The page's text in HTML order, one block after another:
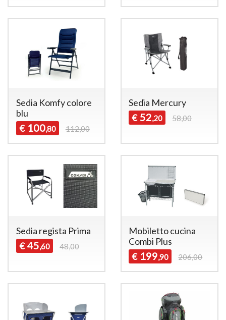
Sedia Komfy colore
blu
€ 100,80 112,00
Sedia Mercury
€ 52,20 58,00
Sedia regista Prima
€ 45,60 48,00
Mobiletto cucina
Combi Plus
€ 199,90 206,00